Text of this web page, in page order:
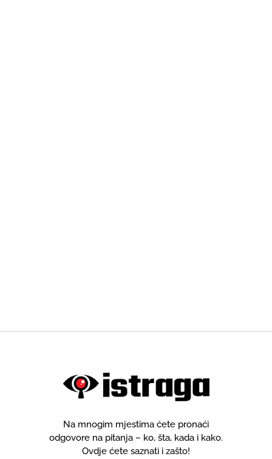
Na mnogim mjestima ćete pronaći
odgovore na pitanja – ko, šta, kada i kako.
Ovdje ćete saznati i zašto!